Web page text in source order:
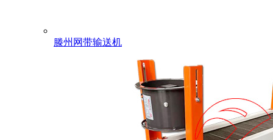
滕州网带输送机